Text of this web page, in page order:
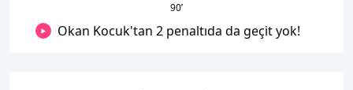
90’
Okan Kocuk'tan 2 penaltıda da geçit yok!